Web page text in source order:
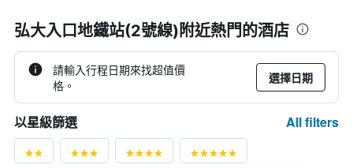
弘大入口地鐵站(2號線)附近熱門的酒店
請輸入行程日期來找超值價
格。
選擇日期
以星級篩選 All filters